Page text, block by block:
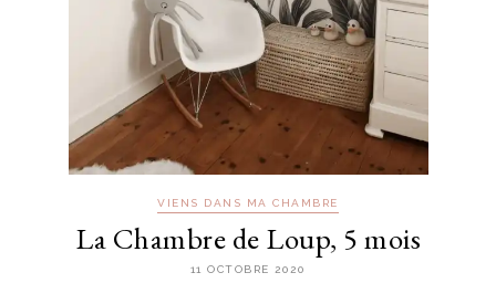
VIENS DANS MA CHAMBRE
La Chambre de Loup, 5 mois
11 OCTOBRE 2020